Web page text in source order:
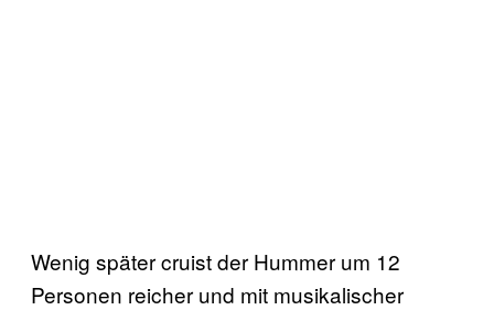
Wenig später cruist der Hummer um 12
Personen reicher und mit musikalischer